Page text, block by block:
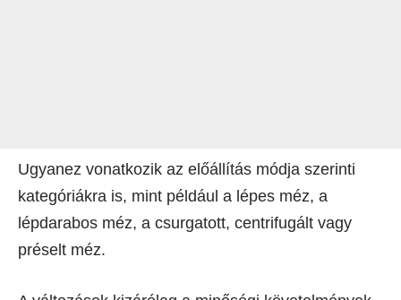
Ugyanez vonatkozik az előállítás módja szerinti
kategóriákra is, mint például a lépes méz, a
lépdarabos méz, a csurgatott, centrifugált vagy
préselt méz.